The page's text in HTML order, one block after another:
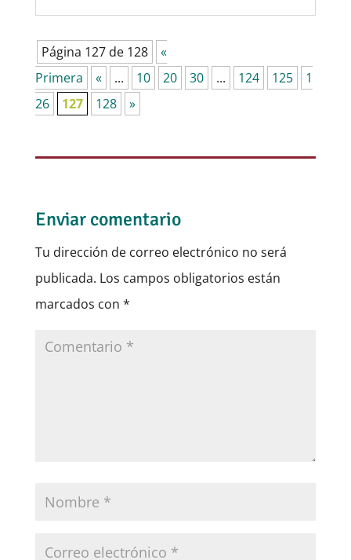
Página 127 de 128
«
Primera
« ... 10 20 30 ... 124 125
1
26
127 128 »
Enviar comentario
Tu dirección de correo electrónico no será
publicada. Los campos obligatorios están
marcados con *